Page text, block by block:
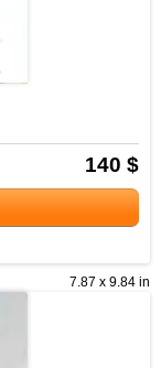
140 $
7.87 x 9.84 in